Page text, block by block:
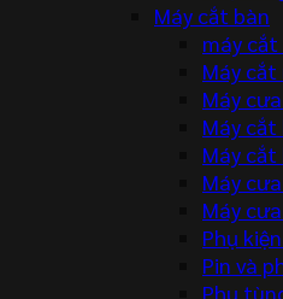
Máy cắt bàn
máy cắt
Máy cắt
Máy
Máy cắt
Máy
Máy
Máy
Phụ
Pin và
Phụ